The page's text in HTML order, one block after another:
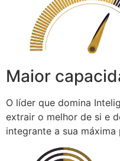
Maior
O líder que domina
extrair o melhor de si e
integrante a sua máxima